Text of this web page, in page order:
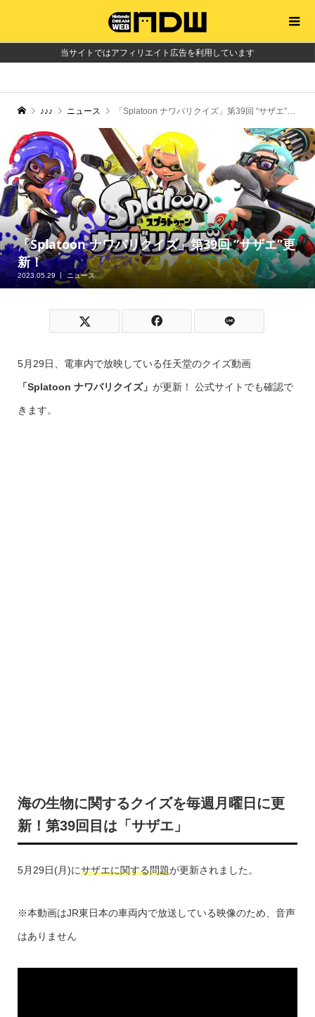
当サイトではアフィリエイト広告を利用しています
♪♪♪ ニュース 「Splatoon ナワバリクイズ」第39回 “サザエ”更新！
「Splatoon ナワバリクイズ」第39回 “サザエ”更
新！
2023.05.29 ニュース
5月29日、電車内で放映している任天堂のクイズ動画
「Splatoon ナワバリクイズ」 が更新！ 公式サイトでも確認で
きます。
海の生物に関するクイズを毎週月曜日に更
新！第39回目は「サザエ」
5月29日(月)にサザエに関する問題が更新されました。
※本動画はJR東日本の車両内で放送している映像のため、音声
はありません